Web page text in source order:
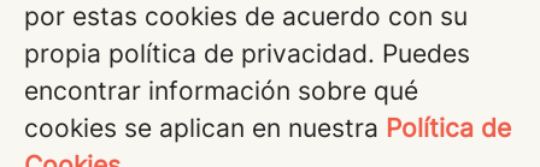
por estas cookies de acuerdo con su
propia política de privacidad. Puedes
encontrar información sobre qué
cookies se aplican en nuestra Política de